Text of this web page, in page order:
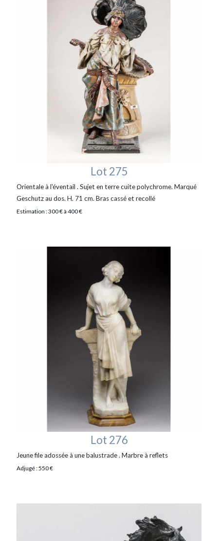
Lot 275
Orientale à l'éventail . Sujet en terre cuite polychrome. Marqué
Geschutz au dos. H. 71 cm. Bras cassé et recollé
Estimation : 300 € à 400 €
Lot 276
Jeune file adossée à une balustrade . Marbre à reflets
Adjugé : 550 €